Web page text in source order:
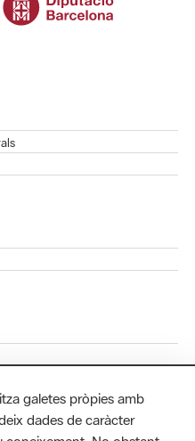
galetes pròpies amb
dades de caràcter